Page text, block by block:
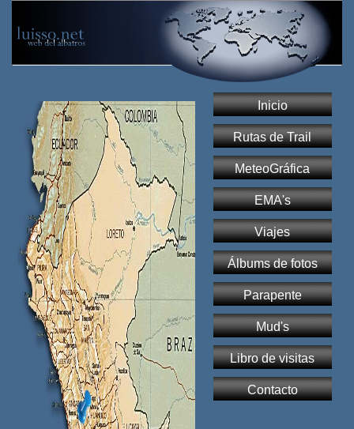
Inicio
Rutas de Trail
MeteoGráfica
EMA's
Viajes
Álbums de fotos
Parapente
Mud's
Libro de visitas
Contacto